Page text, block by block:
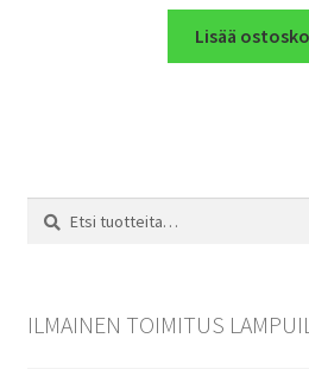
Lisää
Etsi:
Haku
ILMAINEN TOIMITUS